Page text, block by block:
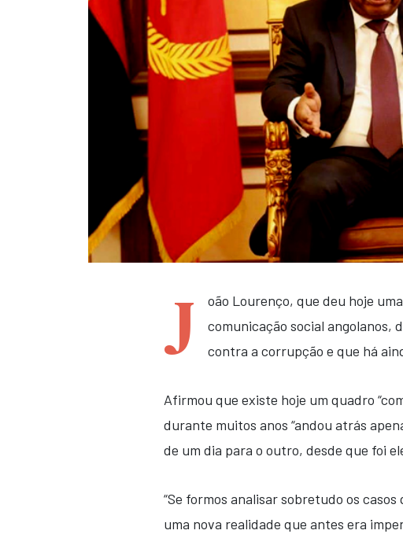
J
oão Lourenço, que deu hoje
comunicação social angolanos,
contra a corrupção e que há
Afirmou que existe hoje um quadro
durante muitos anos “andou atrás
de um dia para o outro, desde que foi
“Se formos analisar sobretudo os
uma nova realidade que antes era